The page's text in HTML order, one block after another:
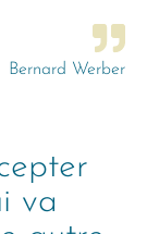
Bernard Werber
va